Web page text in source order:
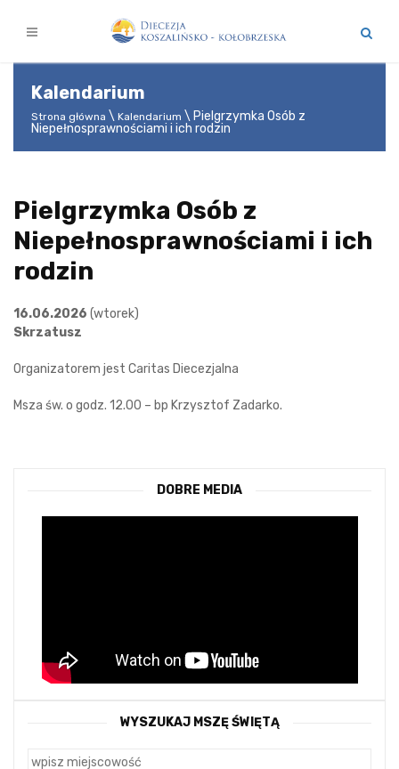
Kalendarium
Strona główna Kalendarium
Pielgrzymka Osób z
Niepełnosprawnościami i ich rodzin
Pielgrzymka Osób z
Niepełnosprawnościami i ich
rodzin
16.06.2026 (wtorek)
Skrzatusz
Organizatorem jest Caritas Diecezjalna
Msza św. o godz. 12.00 – bp Krzysztof Zadarko.
DOBRE MEDIA
WYSZUKAJ MSZĘ ŚWIĘTĄ